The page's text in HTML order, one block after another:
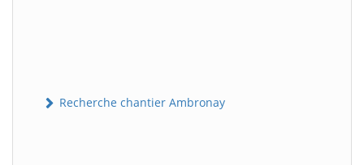
Recherche chantier Ambronay